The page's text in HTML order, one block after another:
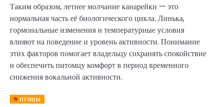
Таким образом, летнее молчание канарейки — это
нормальная часть её биологического цикла. Линька,
гормональные изменения и температурные условия
влияют на поведение и уровень активности. Понимание
этих факторов помогает владельцу сохранять спокойствие
и обеспечить питомцу комфорт в период временного
снижения вокальной активности.
ПТИЦЫ